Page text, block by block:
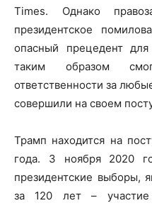
Times. Однако
президентское
опасный прецедент для
таким образом
ответственности за
совершили на своем
Трамп находится на
года. 3 ноября 2020
президентские выборы,
за 120 лет –